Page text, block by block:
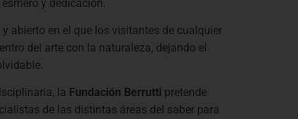
y dedicación.
abierto en el que los visitantes de cualquier
del arte con la naturaleza, dejando el
la Fundación Berrutti pretende
de las distintas áreas del saber para